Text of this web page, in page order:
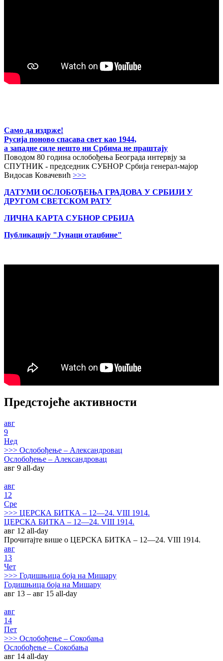
Само да издрже!
Русија поново спасава свет као 1944,
а западне силе нешто ни Србима не праштају
Поводом 80 година ослобођења Београда интервју за
СПУТНИК - председник СУБНОР Србија генерал-мајор
Видосав Ковачевић >>>
ДАТУМИ ОСЛОБОЂЕЊА ГРАДОВА У СРБИЈИ У
ДРУГОМ СВЕТСКОМ РАТУ
ЛИЧНА КАРТА СУБНОР СРБИЈА
Публикацију "Јунаци отаџбине"
Предстојеће активности
авг
9
Нед
>>> Ослобођење – Александровац
Ослобођење – Александровац
авг 9 all-day
авг
12
Сре
>>> ЦЕРСКА БИТКА – 12—24. VIII 1914.
ЦЕРСКА БИТКА – 12—24. VIII 1914.
авг 12 all-day
Прочитајте више о ЦЕРСКА БИТКА – 12—24. VIII 1914.
авг
13
Чет
>>> Годишњица боја на Мишару
Годишњица боја на Мишару
авг 13 – авг 15 all-day
авг
14
Пет
>>> Ослобођење – Сокобања
Ослобођење – Сокобања
авг 14 all-day